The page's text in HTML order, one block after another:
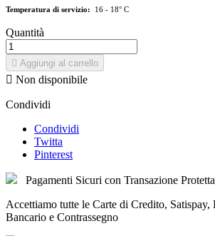
Temperatura di servizio: 16 - 18° C
Quantità
 Aggiungi al carrello
 Non disponibile
Condividi
Condividi
Twitta
Pinterest
Pagamenti Sicuri con Transazione Protetta
Accettiamo tutte le Carte di Credito,
Bancario e Contrassegno